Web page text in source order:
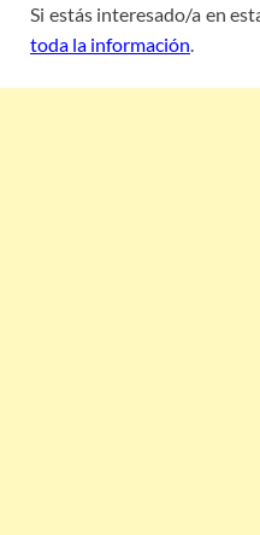
Si estás interesado/a en
toda la información